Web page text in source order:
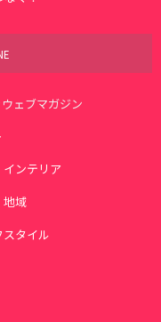
ェブマガジン
ンテリア
地域
スタイル